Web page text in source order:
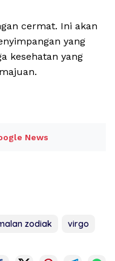
cermat. Ini akan
yang
kesehatan yang
News
zodiak virgo